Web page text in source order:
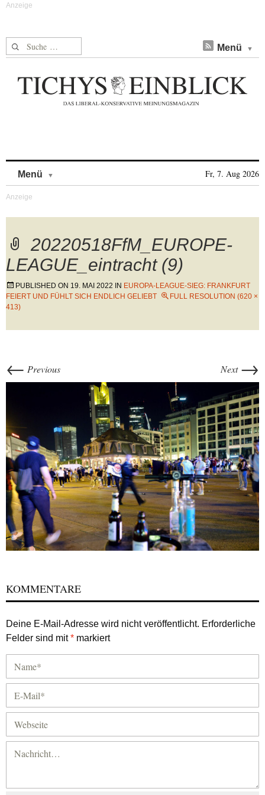
Suche nach: Menü
Menü Fr, 7. Aug 2026
20220518FfM_EUROPE-
LEAGUE_eintracht (9)
PUBLISHED ON 19. MAI 2022 IN EUROPA-LEAGUE-SIEG: FRANKFURT
FEIERT UND FÜHLT SICH ENDLICH GELIEBT
FULL RESOLUTION (620 ×
413)
← Previous Next →
KOMMENTARE
Deine E-Mail-Adresse wird nicht veröffentlicht. Erforderliche
Felder sind mit* markiert